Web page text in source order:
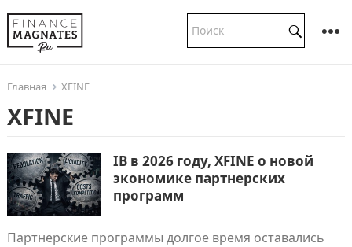
Главная XFINE
XFINE
IB в 2026 году, XFINE о новой
экономике партнерских
программ
Партнерские программы долгое время оставались